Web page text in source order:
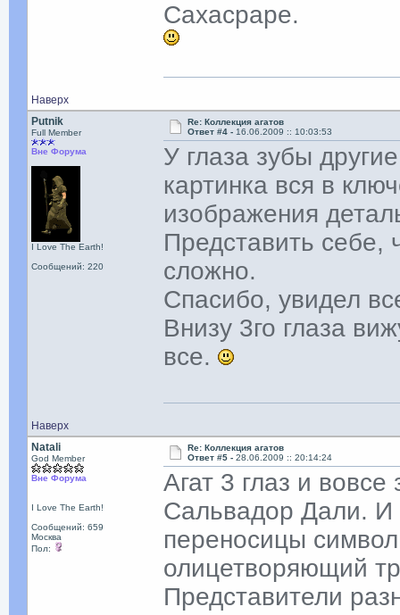
Сахасраре.
Наверх
Putnik
Full Member
Вне Форума
I Love The Earth!
Сообщений: 220
Re: Коллекция агатов
Ответ #4 - 16.06.2009 :: 10:03:53
У глаза зубы
картинка вся в
изображения
Представить себе,
сложно.
Спасибо, увидел
Внизу 3го глаза
все.
Наверх
Natali
God Member
Вне Форума
I Love The Earth!
Сообщений: 659
Москва
Пол:
Re: Коллекция агатов
Ответ #5 -28.06.2009 :: 20:14:24
Агат 3 глаз и
Сальвадор Дали. И
переносицы
олицетворяющий
Представители